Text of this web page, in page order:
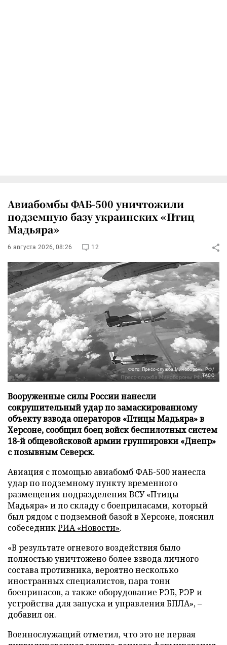
Авиабомбы ФАБ-500 уничтожили
подземную базу украинских «Птиц
Мадьяра»
6 августа 2026, 08:26 12
Фото: Пресс-служба Минобороны РФ/
ТАСС
Вооруженные силы России нанесли
сокрушительный удар по замаскированному
объекту взвода операторов «Птицы Мадьяра» в
Херсоне, сообщил боец войск беспилотных систем
18-й общевойсковой армии группировки «Днепр»
с позывным Северск.
Авиация с помощью авиабомб ФАБ-500 нанесла
удар по подземному пункту временного
размещения подразделения ВСУ «Птицы
Мадьяра» и по складу с боеприпасами, который
был рядом с подземной базой в Херсоне, пояснил
собеседникРИА «Новости».
«В результате огневого воздействия было
полностью уничтожено более взвода личного
состава противника, вероятно несколько
иностранных специалистов, пара тонн
боеприпасов, а также оборудование РЭБ, РЭР и
устройства для запуска и управления БПЛА», –
добавил он.
Военнослужащий отметил, что это не первая